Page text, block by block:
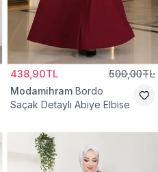
438,90TL 500,00TL
Modamihram Bordo
Saçak Detaylı Abiye Elbise